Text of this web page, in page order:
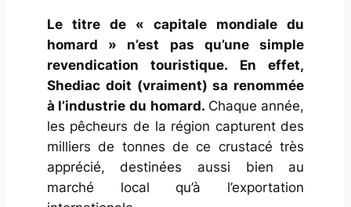
Le titre de « capitale mondiale du
homard » n’est pas qu’une simple
revendication touristique. En effet,
Shediac doit (vraiment) sa renommée
à l’industrie du homard. Chaque année,
les pêcheurs de la région capturent des
milliers de tonnes de ce crustacé très
apprécié, destinées aussi bien au
marché local qu’à l’exportation